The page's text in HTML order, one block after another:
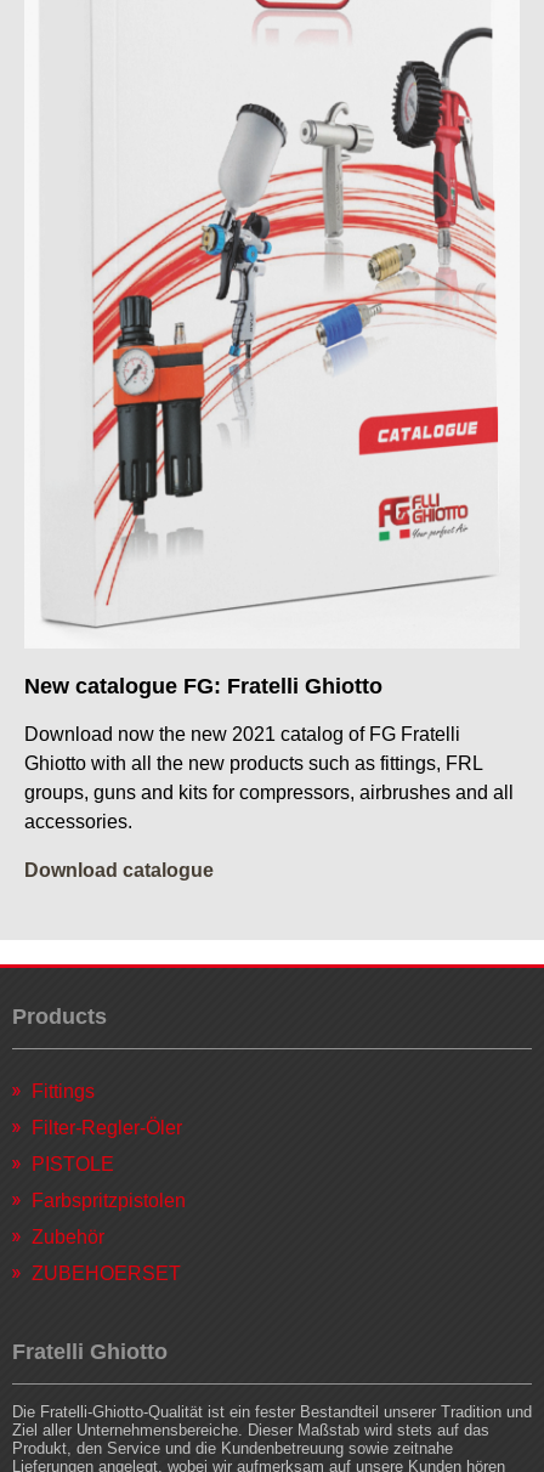
New catalogue FG: Fratelli Ghiotto
Download now the new 2021 catalog of FG Fratelli
Ghiotto with all the new products such as fittings, FRL
groups, guns and kits for compressors, airbrushes and all
accessories.
Download catalogue
Products
Fittings
Filter-Regler-Öler
PISTOLE
Farbspritzpistolen
Zubehör
ZUBEHOERSET
Fratelli Ghiotto
Die Fratelli-Ghiotto-Qualität ist ein fester Bestandteil unserer Tradition und
Ziel aller Unternehmensbereiche. Dieser Maßstab wird stets auf das
Produkt, den Service und die Kundenbetreuung sowie zeitnahe
Lieferungen angelegt, wobei wir aufmerksam auf unsere Kunden hören